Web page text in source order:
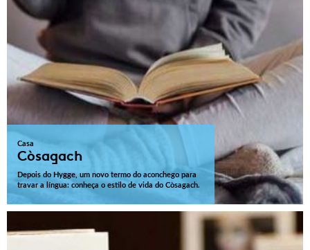
Casa
Còsagach
Depois do Hygge, um novo termo do aconchego para
travar a língua: conheça o estilo de vida do Còsagach.